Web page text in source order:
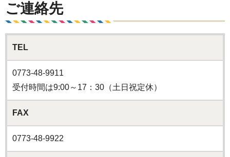
ご連絡先
TEL
0773-48-9911
受付時間は9:00～17：30（土日祝定休）
FAX
0773-48-9922